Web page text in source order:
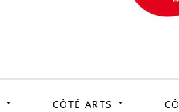
CÔTÉ ARTS